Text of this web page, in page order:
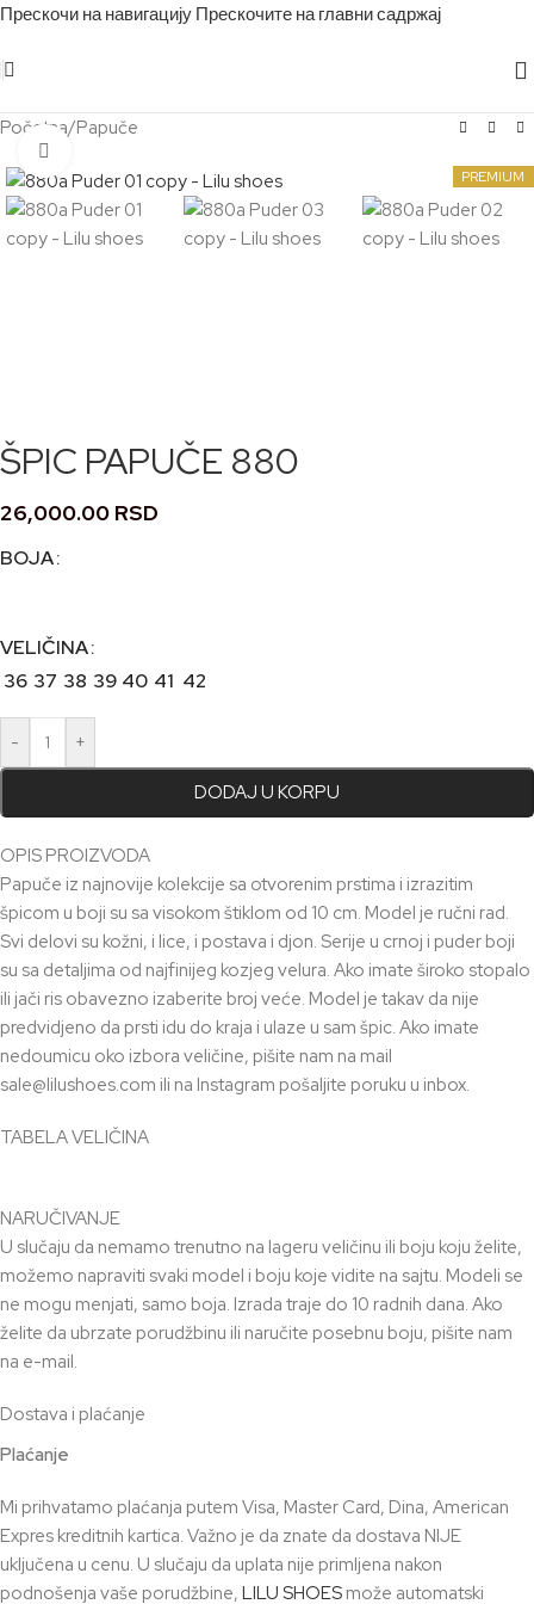
Прескочи на навигацију Прескочите на главни садржај
Početna/Papuče
PREMIUM
ŠPIC PAPUČE 880
26,000.00 RSD
BOJA
VELIČINA
36 37 38 39 40 41 42
- +
DODAJ U KORPU
OPIS PROIZVODA
Papuče iz najnovije kolekcije sa otvorenim prstima i izrazitim
špicom u boji su sa visokom štiklom od 10 cm. Model je ručni rad.
Svi delovi su kožni, i lice, i postava i djon. Serije u crnoj i puder boji
su sa detaljima od najfinijeg kozjeg velura. Ako imate široko stopalo
ili jači ris obavezno izaberite broj veće. Model je takav da nije
predvidjeno da prsti idu do kraja i ulaze u sam špic. Ako imate
nedoumicu oko izbora veličine, pišite nam na mail
sale@lilushoes.com ili na Instagram pošaljite poruku u inbox.
TABELA VELIČINA
NARUČIVANJE
U slučaju da nemamo trenutno na lageru veličinu ili boju koju želite,
možemo napraviti svaki model i boju koje vidite na sajtu. Modeli se
ne mogu menjati, samo boja. Izrada traje do 10 radnih dana. Ako
želite da ubrzate porudžbinu ili naručite posebnu boju, pišite nam
na e-mail.
Dostava i plaćanje
Plaćanje
Mi prihvatamo plaćanja putem Visa, Master Card, Dina, American
Expres kreditnih kartica. Važno je da znate da dostava NIJE
uključena u cenu. U slučaju da uplata nije primljena nakon
podnošenja vaše porudžbine, LILU SHOES može automatski